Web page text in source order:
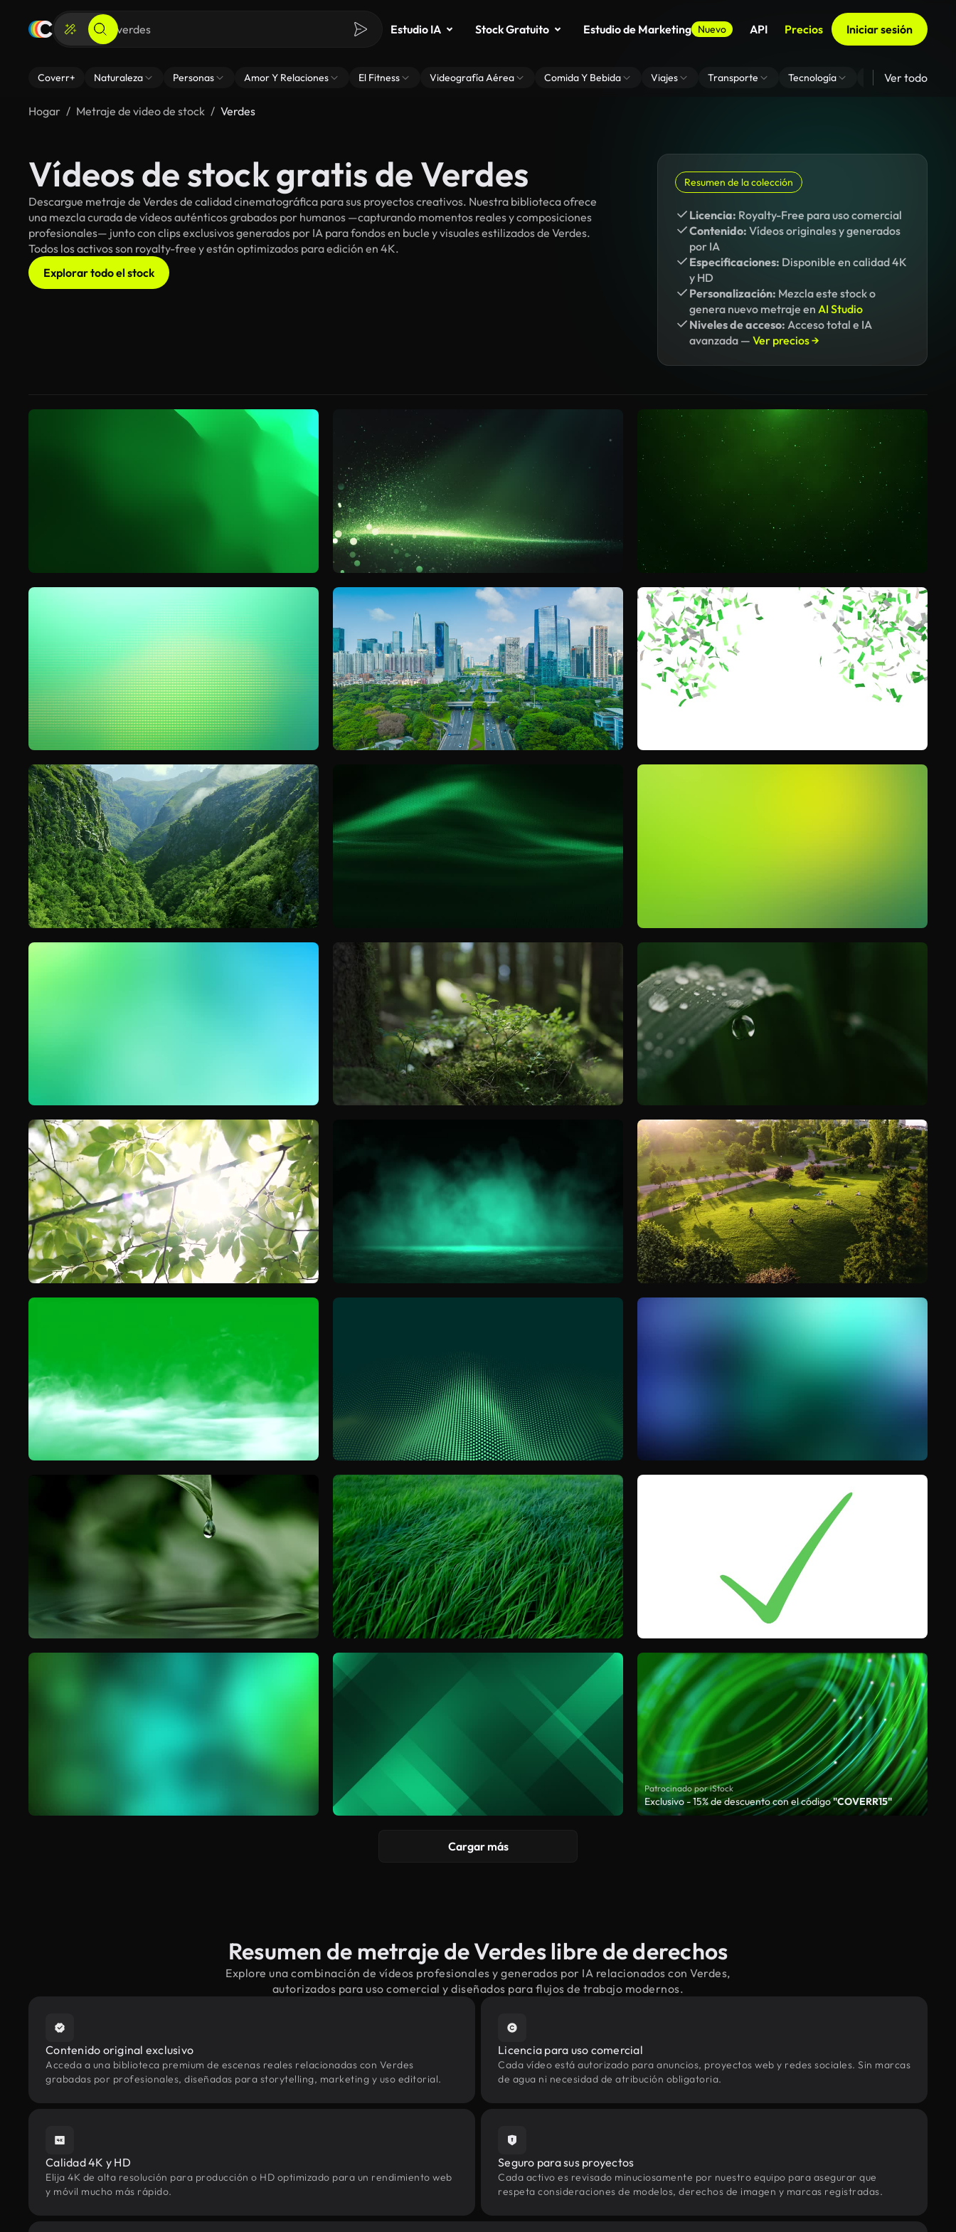
Estudio IA Stock Gratuito Estudio de Marketing Nuevo API Precios Iniciar sesión
Coverr+ Naturaleza Personas Amor Y Relaciones El Fitness Videografía Aérea Comida Y Bebida Viajes Transporte Tecnología Zoom De Fondo
Ver todo
Hogar Metraje de video de stock Verdes
Vídeos de stock gratis de Verdes
Descargue metraje de Verdes de calidad cinematográfica para sus proyectos creativos. Nuestra biblioteca ofrece
una mezcla curada de vídeos auténticos grabados por humanos —capturando momentos reales y composiciones
profesionales— junto con clips exclusivos generados por IA para fondos en bucle y visuales estilizados de Verdes.
Todos los activos son royalty-free y están optimizados para edición en 4K.
Explorar todo el stock
Resumen de la colección
Licencia: Royalty-Free para uso comercial
Contenido: Vídeos originales y generados
por IA
Especificaciones: Disponible en calidad 4K
y HD
Personalización: Mezcla este stock o
genera nuevo metraje en AI Studio
Niveles de acceso: Acceso total e IA
avanzada — Ver precios →
Patrocinado por iStock
Exclusivo - 15% de descuento con el código"COVERR15"
Cargar más
Resumen de metraje de Verdes libre de derechos
Explore una combinación de vídeos profesionales y generados por IA relacionados con Verdes,
autorizados para uso comercial y diseñados para flujos de trabajo modernos.
Contenido original exclusivo
Acceda a una biblioteca premium de escenas reales relacionadas con Verdes
grabadas por profesionales, diseñadas para storytelling, marketing y uso editorial.
Licencia para uso comercial
Cada vídeo está autorizado para anuncios, proyectos web y redes sociales. Sin marcas
de agua ni necesidad de atribución obligatoria.
Calidad 4K y HD
Elija 4K de alta resolución para producción o HD optimizado para un rendimiento web
y móvil mucho más rápido.
Seguro para sus proyectos
Cada activo es revisado minuciosamente por nuestro equipo para asegurar que
respeta consideraciones de modelos, derechos de imagen y marcas registradas.